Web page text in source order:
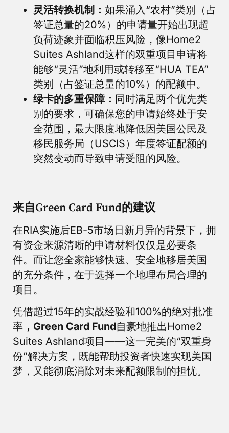
灵活转换机制： 如果涌入“农村”类别（占
签证总量的20%）的申请量开始出现超
负荷迹象并面临积压风险，像Home2
Suites Ashland这样的双重项目申请将
能够“灵活”地利用或转移至“HUA TEA”
类别（占签证总量的10%）的配额中。
绿卡的多重保障： 同时满足两个优先类
别的要求，可确保您的申请始终处于安
全范围，最大限度地降低因美国公民及
移民服务局（USCIS）年度签证配额的
突然变动而导致申请受阻的风险。
来自Green Card Fund的建议
在RIA实施后EB-5市场日新月异的背景下，拥
有资金来源清晰的申请材料仅仅是必要条
件。而让您全家能够快速、安全地移居美国
的充分条件，在于选择一个地理布局合理的
项目。
凭借超过15年的实战经验和100%的绝对批准
率 ，Green Card Fund自豪地推出Home2
Suites Ashland项目——这一完美的“双重身
份”解决方案，既能帮助投资者快速实现美国
梦，又能彻底消除对未来配额限制的担忧。